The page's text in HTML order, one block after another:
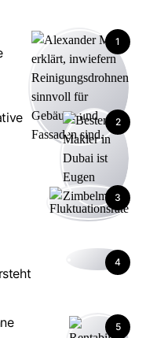
1
2
3
4
5